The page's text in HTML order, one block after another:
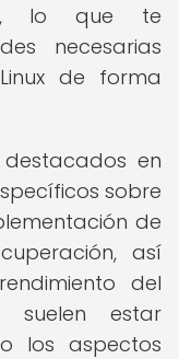
lo que te
necesarias
de forma
en
sobre
de
así
del
suelen estar
los aspectos